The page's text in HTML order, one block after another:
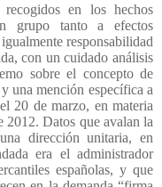
en los hechos
grupo tanto a efectos
responsabilidad
con un cuidado análisis
sobre el concepto de
una mención específica a
20 de marzo, en materia
2012. Datos que avalan la
dirección unitaria, en
era el administrador
españolas, y que